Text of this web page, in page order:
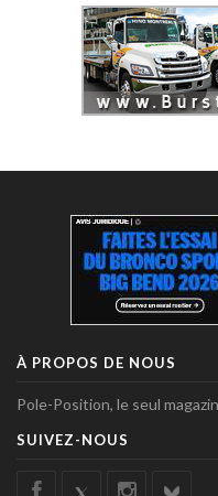
À PROPOS DE NOUS
Pole-Position, le seul
SUIVEZ-NOUS